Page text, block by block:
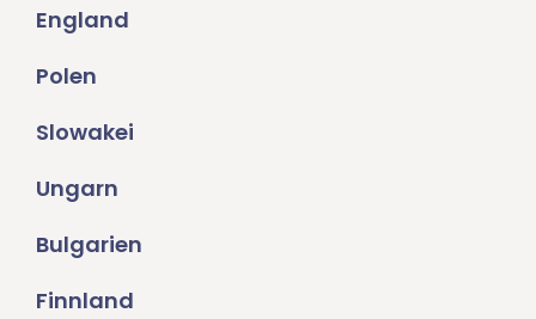
England
Polen
Slowakei
Ungarn
Bulgarien
Finnland